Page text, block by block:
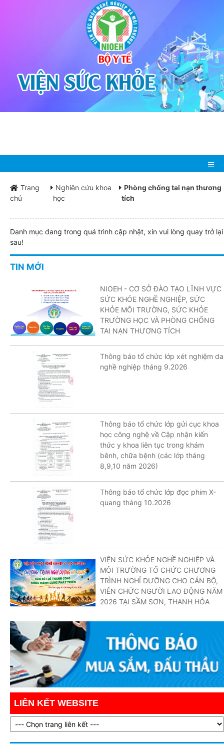
BỘ Y TẾ
VIỆN SỨC KHỎE NGHỀ
NGHIỆP
Trang
chủ
Nghiên cứu khoa
học
Phòng chống tai nạn thương
tích
Danh mục đang trong quá trình cập nhật, xin vui lòng quay trở lại
sau!
TIN MỚI
NIOEH - CƠ SỞ ĐÀO TẠO LĨNH VỰC
SỨC KHỎE NGHỀ NGHIỆP, SỨC
KHỎE MÔI TRƯỜNG, SỨC KHỎE
TRƯỜNG HỌC VÀ PHÒNG CHỐNG
TAI NẠN THƯƠNG TÍCH
Thông báo tổ chức lớp xét nghiệm da
nghề nghiệp tháng 9.2026
Thông báo tổ chức lớp gửi cục khoa
học công nghệ về Cập nhận kiến
thức y khoa liên tục trong khám
bênh, chữa bệnh (các lớp tháng
8,9,10 năm 2026)
Thông báo tổ chức lớp đọc phim X-
quang tháng 10.2026
VIỆN SỨC KHỎE NGHỀ NGHIỆP VÀ
MÔI TRƯỜNG TỔ CHỨC CHƯƠNG
TRÌNH NGHỈ DƯỠNG CHO CÁN BỘ,
VIÊN CHỨC NGƯỜI LAO ĐỘNG NĂM
2026 TẠI SẦM SƠN, THANH HÓA
LIÊN KẾT WEBSITE